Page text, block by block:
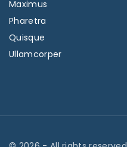
Maximus
Pharetra
Quisque
Ullamcorper